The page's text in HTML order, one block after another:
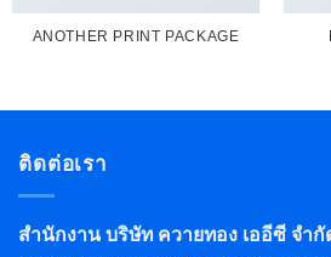
ANOTHER PRINT PACKAGE
ติดต่อเรา
สำนักงาน บริษัท ควายทอง เออีซี จำกั